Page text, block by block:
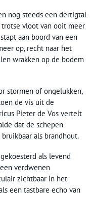
nog steeds een dertigtal
vloot van ooit meer
aan boord van een
op, recht naar het
wrakken op de bodem
stormen of ongelukken,
de vis uit de
Pieter de Vos vertelt
dat de schepen
als brandhout.
als levend
verdwenen
zichtbaar in het
een tastbare echo van